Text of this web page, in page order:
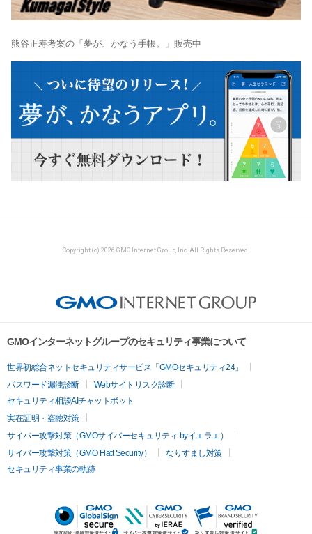
熊谷正寿考案の「夢が、かなう手帳。」販売中
Copyright (c) 2026 GMO Internet Group, Inc. All Rights Reserved.
GMOインターネットグループのセキュリティ事業について
世界初総合ネットセキュリティサービス「GMOセキュリティ24」
パスワード漏洩診断
Webサイトリスク診断
セキュリティ相談AIチャットボット
実在証明・盗聴対策
サイバー攻撃対策（GMOサイバーセキュリティ byイエラエ）
サイバー攻撃対策（GMO Flatt Security）
なりすまし対策
セキュリティ事業の軌跡